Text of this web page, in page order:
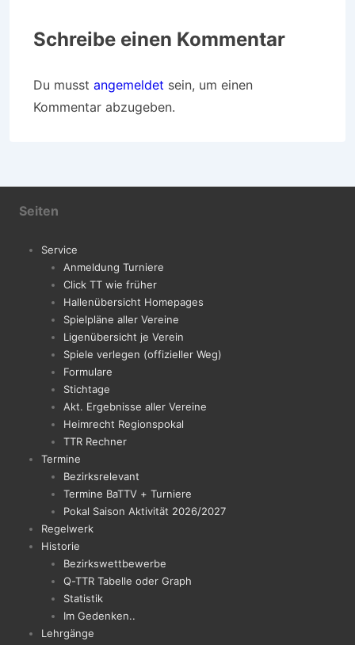
Schreibe einen Kommentar
Du musst angemeldet sein, um einen
Kommentar abzugeben.
Seiten
Service
Anmeldung Turniere
Click TT wie früher
Hallenübersicht Homepages
Spielpläne aller Vereine
Ligenübersicht je Verein
Spiele verlegen (offizieller Weg)
Formulare
Stichtage
Akt. Ergebnisse aller Vereine
Heimrecht Regionspokal
TTR Rechner
Termine
Bezirksrelevant
Termine BaTTV + Turniere
Pokal Saison Aktivität 2026/2027
Regelwerk
Historie
Bezirkswettbewerbe
Q-TTR Tabelle oder Graph
Statistik
Im Gedenken..
Lehrgänge